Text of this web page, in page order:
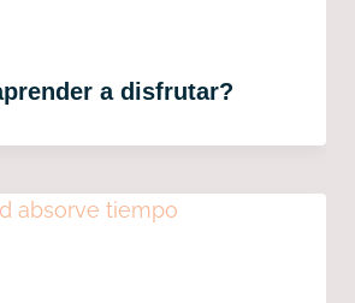
a disfrutar?